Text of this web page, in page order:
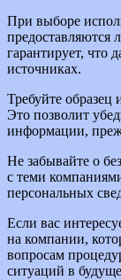
При выборе
предоставляются
гарантирует, что
источниках.
Требуйте образец
Это позволит
информации,
Не забывайте о
с теми
персональных
Если вас
на компании,
вопросам
ситуаций в